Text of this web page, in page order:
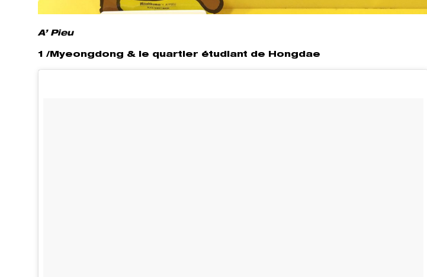
A’ Pieu
1 /Myeongdong & le quartier étudiant de Hongdae